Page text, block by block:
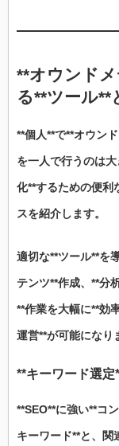
**オウンド
る**ツール**
**個人**で**オウン
を一人で行うのは
化**するための便利
スを紹介します。
適切な**ツール**を
テンツ**作成、**分
**作業を大幅に**効
運営**が可能になり
**キーワード選
**SEO**に強い**コ
キーワード**と、関